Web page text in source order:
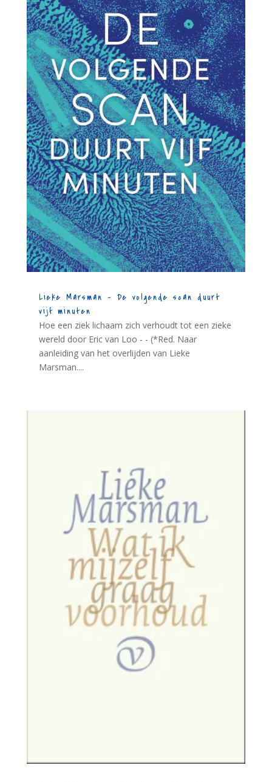
Lieke Marsman – De volgende scan duurt
vijf minuten
Hoe een ziek lichaam zich verhoudt tot een zieke
wereld door Eric van Loo - - (*Red. Naar
aanleiding van het overlijden van Lieke
Marsman....